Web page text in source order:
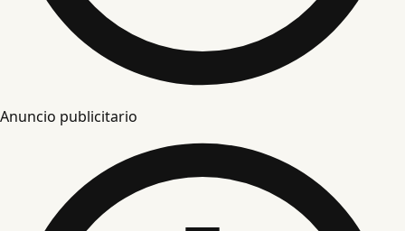
Anuncio publicitario